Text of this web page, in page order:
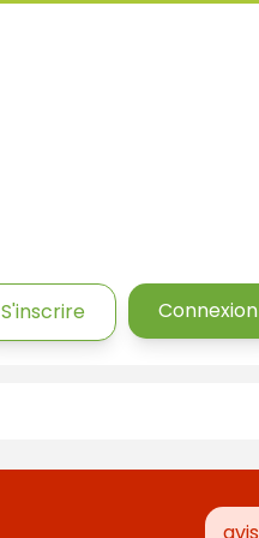
S'inscrire Connexion